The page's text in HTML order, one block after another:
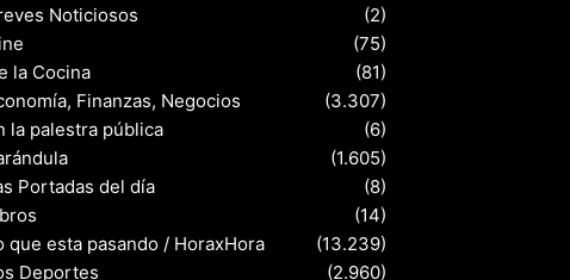
Noticiosos
(2)
(75)
la Cocina
(81)
Finanzas, Negocios
(3.307)
la palestra pública
(6)
(1.605)
Portadas del día
(8)
(14)
que esta pasando / HoraxHora
(13.239)
Deportes
(2.960)